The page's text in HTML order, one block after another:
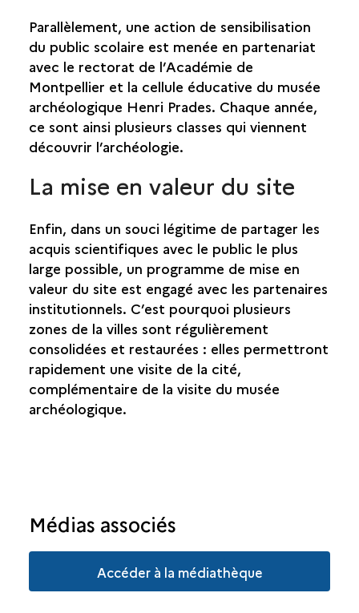
Parallèlement, une action de sensibilisation
du public scolaire est menée en partenariat
avec le rectorat de l’Académie de
Montpellier et la cellule éducative du musée
archéologique Henri Prades. Chaque année,
ce sont ainsi plusieurs classes qui viennent
découvrir l’archéologie.
La mise en valeur du site
Enfin, dans un souci légitime de partager les
acquis scientifiques avec le public le plus
large possible, un programme de mise en
valeur du site est engagé avec les partenaires
institutionnels. C’est pourquoi plusieurs
zones de la villes sont régulièrement
consolidées et restaurées : elles permettront
rapidement une visite de la cité,
complémentaire de la visite du musée
archéologique.
Médias associés
Accéder à la médiathèque